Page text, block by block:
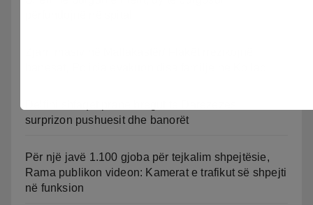
surprizon pushuesit dhe banorët
Për një javë 1.100 gjoba për tejkalim shpejtësie,
Rama publikon videon: Kamerat e trafikut së shpejti
në funksion